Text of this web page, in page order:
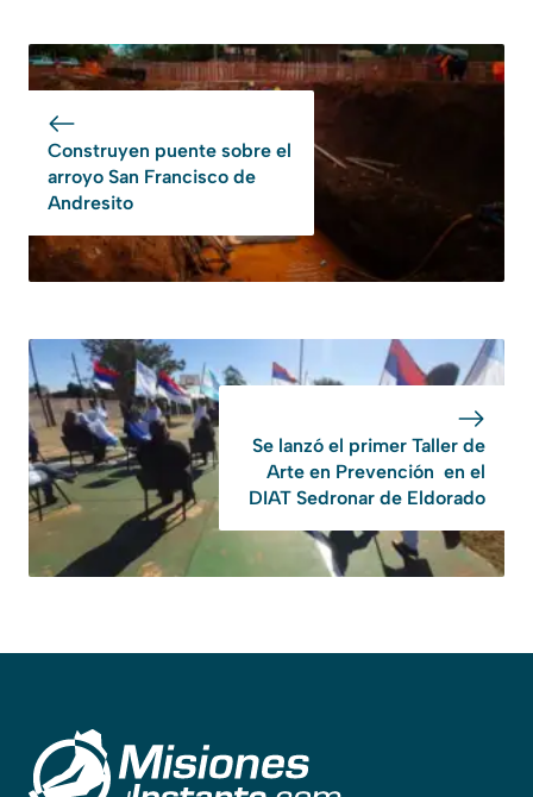
Construyen puente sobre el
arroyo San Francisco de
Andresito
Se lanzó el primer Taller de
Arte en Prevención en el
DIAT Sedronar de Eldorado